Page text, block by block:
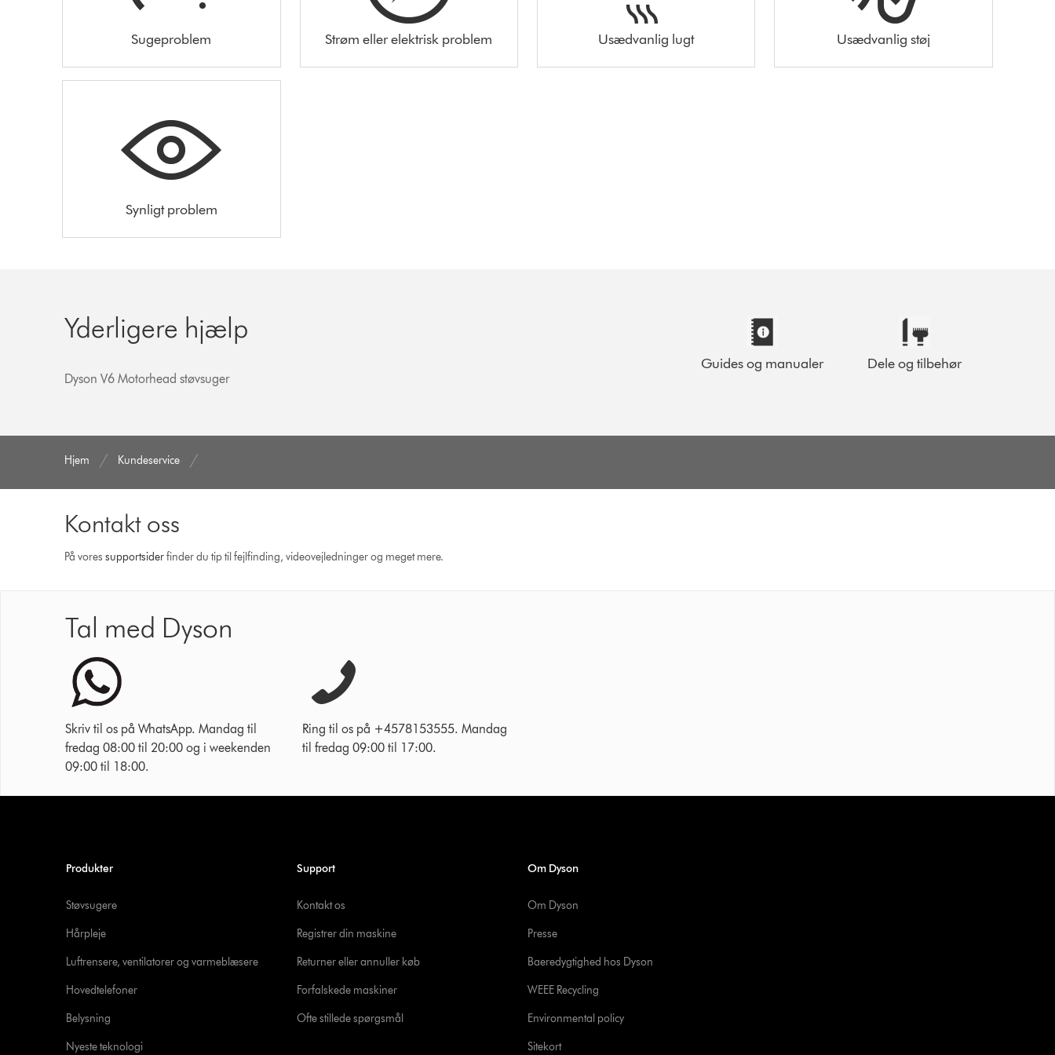
Sugeproblem Strøm eller elektrisk problem Usædvanlig lugt Usædvanlig støj
Synligt problem
Yderligere hjælp
Dyson V6 Motorhead støvsuger
Guides og manualer Dele og tilbehør
Hjem Kundeservice
Kontakt oss
På voressupport­siderfinder du tip til fejlfinding, video­vejledninger og meget mere.
Tal med Dyson
Skriv til os på WhatsApp. Mandag til
fredag 08:00 til 20:00 og i weekenden
09:00 til 18:00.
Ring til os på +4578153555. Mandag
til fredag 09:00 til 17:00.
Produkter
Støvsugere
Hårpleje
Luftrensere, ventilatorer og varmeblæsere
Hovedtelefoner
Belysning
Nyeste teknologi
Support
Kontakt os
Registrer din maskine
Returner eller annuller køb
Forfalskede maskiner
Ofte stillede spørgsmål
Om Dyson
Om Dyson
Presse
Baeredygtighed hos Dyson
WEEE Recycling
Environmental policy
Sitekort